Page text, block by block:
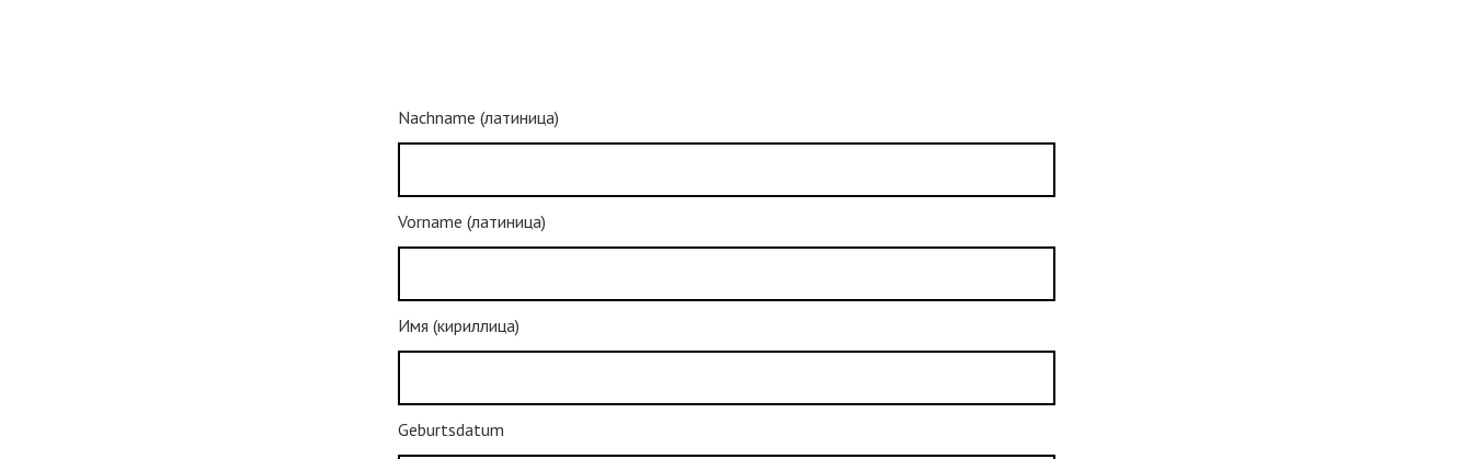
Nachname (латиница)
Vorname (латиница)
Имя (кириллица)
Geburtsdatum